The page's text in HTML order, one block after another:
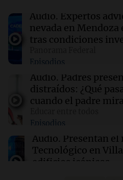
16:52 Espectáculos
Zulma Lobato fue
16:50 Mundo
Voepass enfrenta
accidente aéreo en
16:50 Mundo
Interrupciones en la
mexicanos a EE. UU.:
Audio. Expertos
nevada en Mendoza
tras condiciones
Episodios
Audio. Padres
distraídos: ¿Qué
cuando el padre
Episodios
Audio. Presentan
Tecnológico en
edificios icónicos